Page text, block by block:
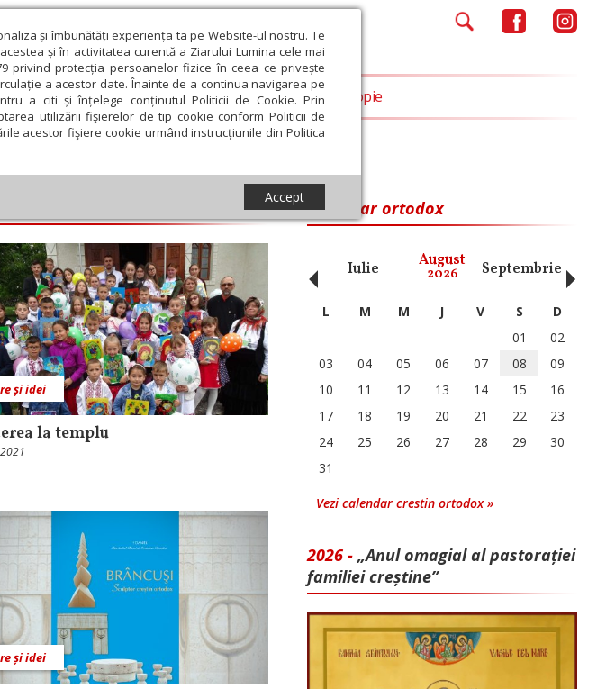
și îmbunătăți experiența ta pe Website-ul nostru. Te
și în activitatea curentă a Ziarului Lumina cele mai
privind protecția persoanelor fizice în ceea ce privește
a acestor date. Înainte de a continua navigarea pe
a citi și înțelege conținutul Politicii de Cookie. Prin
utilizării fişierelor de tip cookie conform Politicii de
acestor fişiere cookie urmând instrucțiunile din Politica
Accept
și Cultură Societate Opinii Filantropie
și idei
la templu
și idei
Calendar ortodox
Martie Aprilie Mai Iulie August
2026 Septembrie
‹ L M M J V S
D
01
02
03
04 05 06 07 08
09
10
11 12 13 14 15
16
17
18 19 20 21 22
23
24
25 26 27 28 29
30
31
Vezi calendar crestin ortodox »
2026 - „Anul omagial al pastorației
familiei creștine”